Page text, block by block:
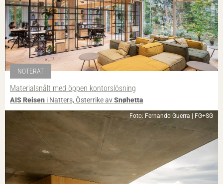
NOTERAT
Materialsnålt med öppen kontorslösning
AIS Reisen i Natters, Österrike avSnøhetta
Foto: Fernando Guerra | FG+SG